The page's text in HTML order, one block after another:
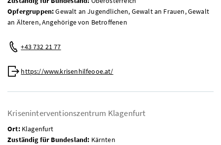
Opfergruppen:Gewalt an Jugendlichen, Gewalt an Frauen, Gewalt
an Älteren, Angehörige von Betroffenen
Telefon:
+43 732 21 77
Web:
https://www.krisenhilfeooe.at/
Kriseninterventionszentrum Klagenfurt
Ort:Klagenfurt
Zuständig für Bundesland: Kärnten